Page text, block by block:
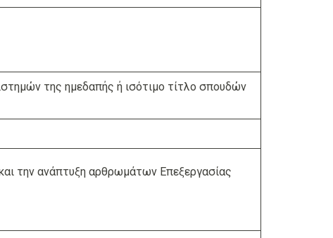
της ημεδαπής ή ισότιμο τίτλο σπουδών
την ανάπτυξη αρθρωμάτων Επεξεργασίας